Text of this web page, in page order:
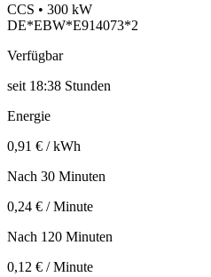
CCS • 300 kW
DE*EBW*E914073*2
Verfügbar
seit 18:38 Stunden
Energie
0,91 € / kWh
Nach 30 Minuten
0,24 € / Minute
Nach 120 Minuten
0,12 € / Minute